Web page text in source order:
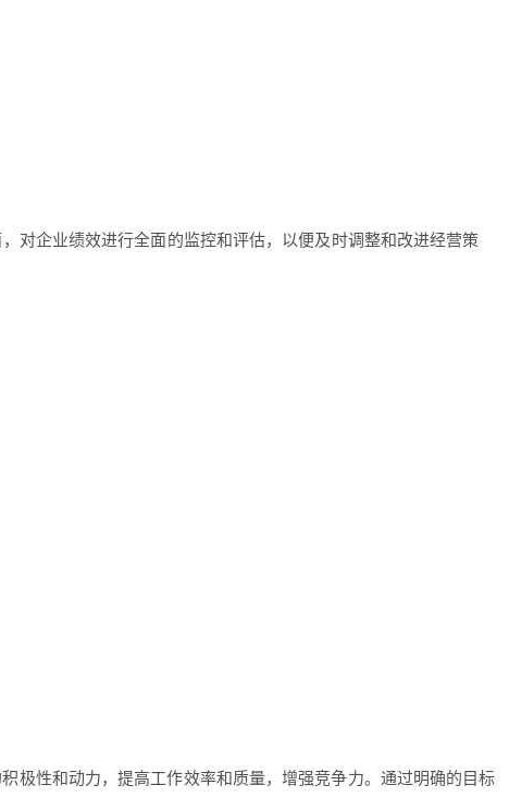
对企业绩效进行全面的监控和评估，以便及时调整和改进经营策
极性和动力，提高工作效率和质量，增强竞争力。通过明确的目标